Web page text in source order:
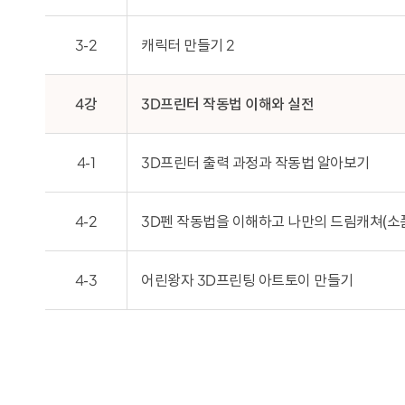
3-2 캐릭터 만들기 2
4강 3D프린터 작동법 이해와 실전
4-1 3D프린터 출력 과정과 작동법 알아보기
4-2 3D펜 작동법을 이해하고 나만의 드림캐쳐(소
4-3 어린왕자 3D프린팅 아트토이 만들기